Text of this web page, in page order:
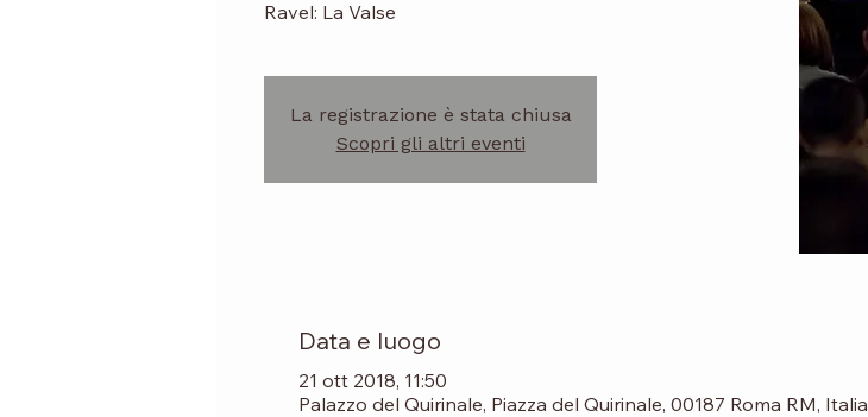
Ravel: La Valse
La registrazione è stata chiusa
Scopri gli altri eventi
Data e luogo
21 ott 2018, 11:50
Palazzo del Quirinale, Piazza del Quirinale, 00187 Roma RM, Italia